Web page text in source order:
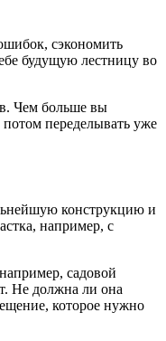
сэкономить
будущую лестницу во
Чем больше вы
переделывать уже
конструкцию и
например, с
садовой
Не должна ли она
которое нужно